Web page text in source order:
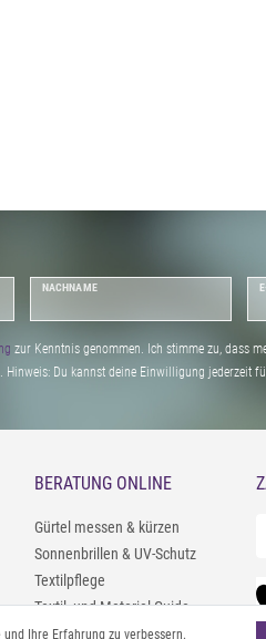
NACHNAME
zur Kenntnis genommen. Ich stimme zu, dass
Hinweis: Du kannst deine Einwilligung jederzeit
BERATUNG ONLINE
Gürtel messen & kürzen
Sonnenbrillen & UV-Schutz
Textilpflege
Textil- und Material-Guide
Geldbörse richtig organisieren
Ihre Erfahrung zu verbessern.